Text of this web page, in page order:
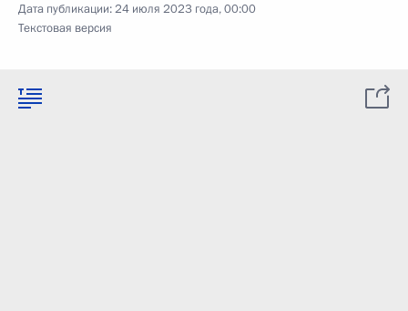
Дата публикации:24 июля 2023 года, 00:00
Текстовая версия